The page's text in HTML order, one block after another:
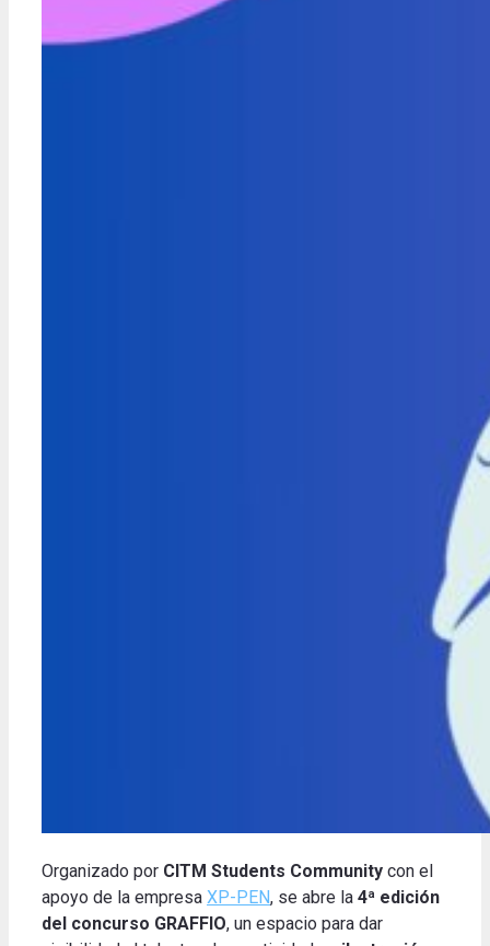
Organizado por CITM Students Community con el
apoyo de la empresa XP-PEN, se abre la 4ª edición
del concurso GRAFFIO, un espacio para dar